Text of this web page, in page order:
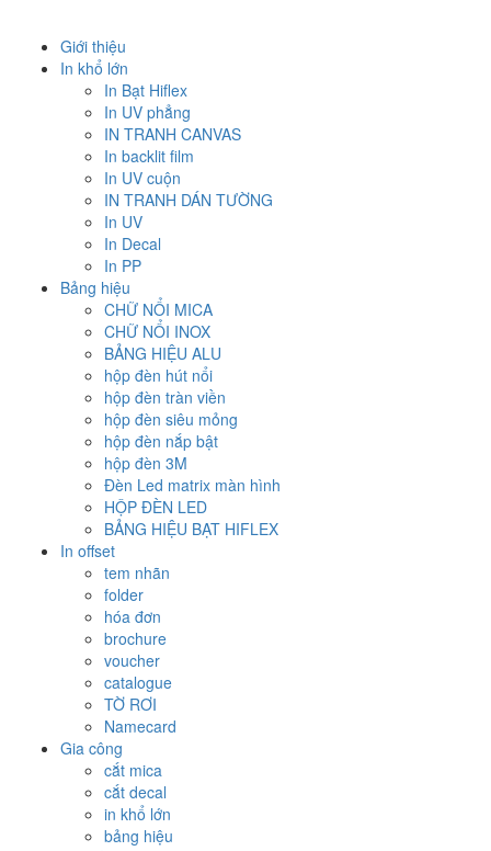
Giới thiệu
In khổ lớn
In Bạt Hiflex
In UV phẳng
IN TRANH CANVAS
In backlit film
In UV cuộn
IN TRANH DÁN TƯỜNG
In UV
In Decal
In PP
Bảng hiệu
CHỮ NỔI MICA
CHỮ NỔI INOX
BẢNG HIỆU ALU
hộp đèn hút nổi
hộp đèn tràn viền
hộp đèn siêu mỏng
hộp đèn nắp bật
hộp đèn 3M
Đèn Led matrix màn hình
HỘP ĐÈN LED
BẢNG HIỆU BẠT HIFLEX
In offset
tem nhãn
folder
hóa đơn
brochure
voucher
catalogue
TỜ RƠI
Namecard
Gia công
cắt mica
cắt decal
in khổ lớn
bảng hiệu